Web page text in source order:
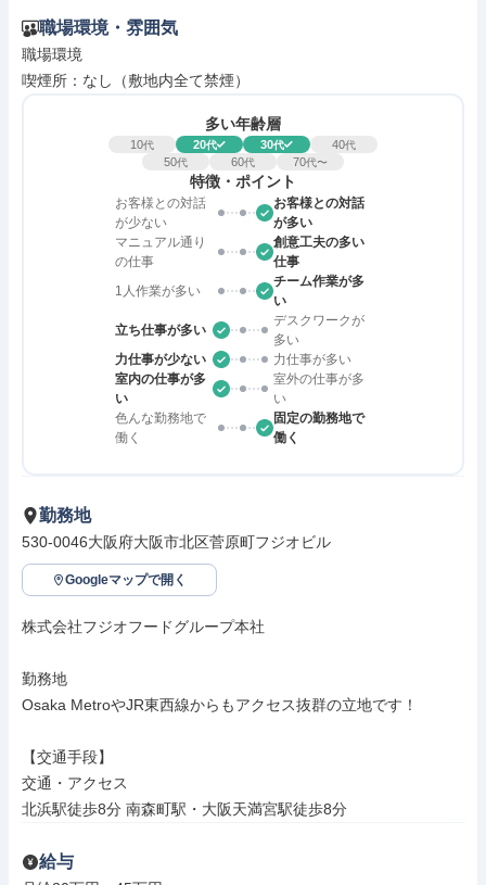
職場環境・雰囲気
職場環境
喫煙所：なし（敷地内全て禁煙）
多い年齢層
10代 20代 30代 40代
50代 60代 70代〜
特徴・ポイント
お客様との対話
が少ない
お客様との対話
が多い
マニュアル通り
の仕事
創意工夫の多い
仕事
1人作業が多い
チーム作業が多
い
立ち仕事が多い
デスクワークが
多い
力仕事が少ない
力仕事が多い
室内の仕事が多
い
室外の仕事が多
い
色んな勤務地で
働く
固定の勤務地で
働く
勤務地
530-0046大阪府大阪市北区菅原町フジオビル
Googleマップで開く
株式会社フジオフードグループ本社
勤務地
Osaka MetroやJR東西線からもアクセス抜群の立地です！
【交通手段】
交通・アクセス
北浜駅徒歩8分 南森町駅・大阪天満宮駅徒歩8分
給与